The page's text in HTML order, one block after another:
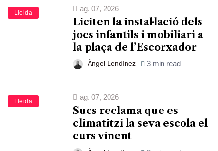
Lleida
ag. 07, 2026
Liciten la instal·lació dels
jocs infantils i mobiliari a
la plaça de l’Escorxador
Àngel Lendínez 3 min read
Lleida
ag. 07, 2026
Sucs reclama que es
climatitzi la seva escola el
curs vinent